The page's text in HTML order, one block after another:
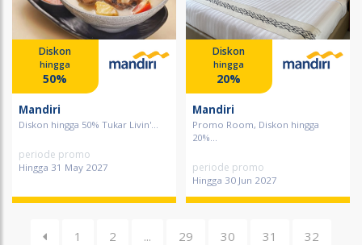
Diskon
hingga
50%
Mandiri
Diskon hingga 50% Tukar Livin'...
periode promo
Hingga 31 May 2027
Diskon
hingga
20%
Mandiri
Promo Room, Diskon hingga
20%...
periode promo
Hingga 30 Jun 2027
1 2 ... 29 30 31 32